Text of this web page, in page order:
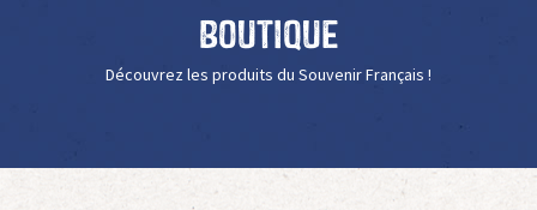
Boutique
Découvrez les produits du Souvenir Français !